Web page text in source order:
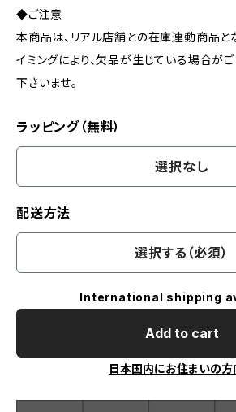
◆ご注意
本商品は、リアル店舗との在庫連動商品と
イミングにより、欠品が生じている場合が
下さいませ。
ラッピング（無料）
選択なし
配送方法
選択する（必須）
International shipping
Add to cart
日本国内にお住まいの方